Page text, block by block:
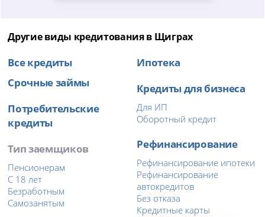
Другие виды кредитования в Щиграх
Все кредиты
Срочные займы
Потребительские
кредиты
Тип заемщиков
Пенсионерам
С 18 лет
Безработным
Самозанятым
Ипотека
Кредиты для бизнеса
Для ИП
Оборотный кредит
Рефинансирование
Рефинансирование ипотеки
Рефинансирование
автокредитов
Без отказа
Кредитные карты